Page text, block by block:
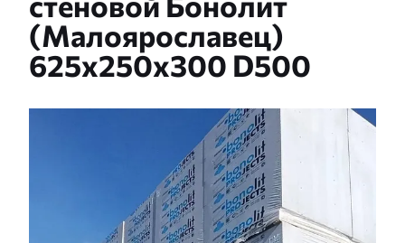
(Малоярославец)
625x250x300 D500